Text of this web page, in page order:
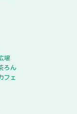
場
ろん
フェ